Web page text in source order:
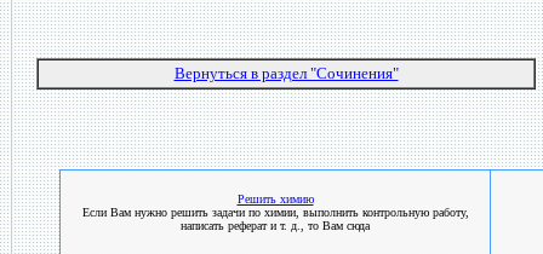
Вернуться в раздел "Сочинения"
Решить химию
Если Вам нужно решить задачи по химии, выполнить контрольную работу,
написать реферат и т. д., то Вам сюда